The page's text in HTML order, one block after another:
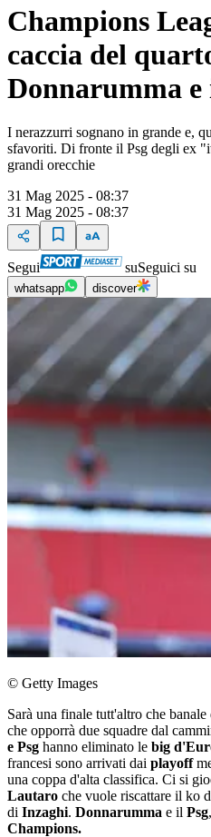
Champions
caccia del
Donnarumma e
I nerazzurri sognano in grande e,
sfavoriti. Di fronte il Psg degli ex
grandi orecchie
31 Mag 2025 - 08:37
31 Mag 2025 - 08:37
Segui suSeguici su
whatsapp discover
© Getty Images
Sarà una finale tutt'altro che banale
che opporrà due squadre dal
e Psg hanno eliminato le big
francesi sono arrivati dai playoff
una coppa d'alta classifica. Ci si
Lautaro che vuole riscattare il ko
di Inzaghi. Donnarumma e il Psg
Champions.